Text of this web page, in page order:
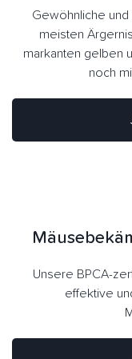
Gewöhnliche
meisten
markanten gelben
noch
Unsere BPCA-
effektive